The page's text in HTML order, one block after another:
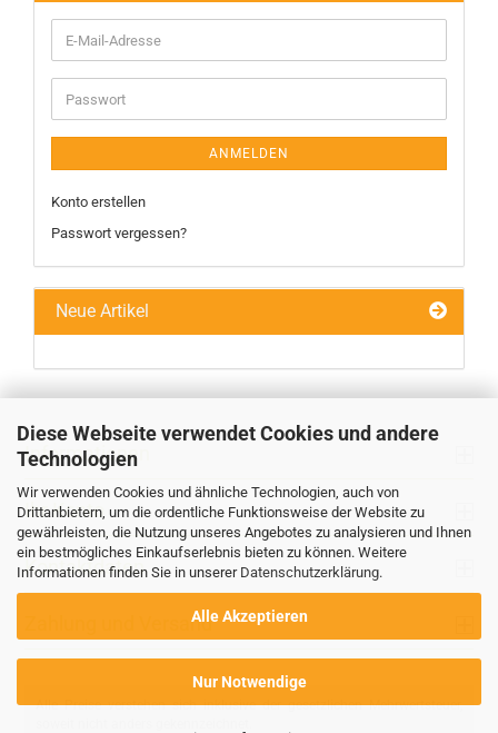
Diese Webseite verwendet Cookies und andere
Technologien
Wir verwenden Cookies und ähnliche Technologien, auch von
Drittanbietern, um die ordentliche Funktionsweise der Website zu
gewährleisten, die Nutzung unseres Angebotes zu analysieren und Ihnen
ein bestmögliches Einkaufserlebnis bieten zu können. Weitere
Informationen finden Sie in unserer Datenschutzerklärung.
Alle Akzeptieren
Nur Notwendige
E-
Mail-
Adresse
Passwort
ANMELDEN
Konto erstellen
Passwort vergessen?
Neue Artikel
Informationen
Ihr Konto
Kontaktdaten
Zahlung und Versand
Alle Preise verstehen sich inklusive der gesetzlichen Mehrwertsteuer,